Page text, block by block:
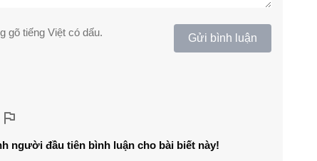
gõ tiếng Việt có dấu. Gửi bình luận
người đầu tiên bình luận cho bài biết này!